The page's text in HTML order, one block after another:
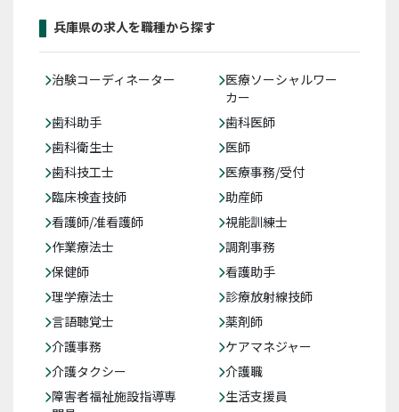
兵庫県の求人を職種から探す
治験コーディネーター
医療ソーシャルワー
カー
歯科助手
歯科医師
歯科衛生士
医師
歯科技工士
医療事務/受付
臨床検査技師
助産師
看護師/准看護師
視能訓練士
作業療法士
調剤事務
保健師
看護助手
理学療法士
診療放射線技師
言語聴覚士
薬剤師
介護事務
ケアマネジャー
介護タクシー
介護職
障害者福祉施設指導専
生活支援員